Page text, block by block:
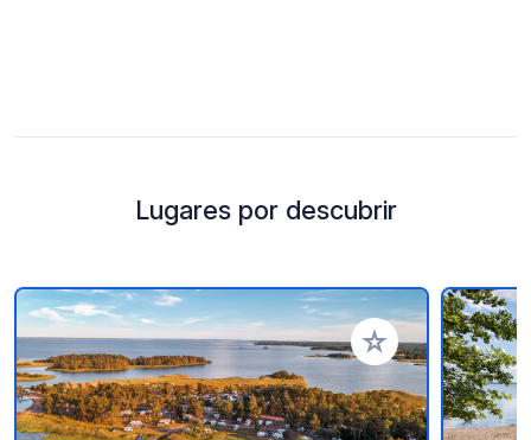
Lugares por descubrir
Añadir a tus